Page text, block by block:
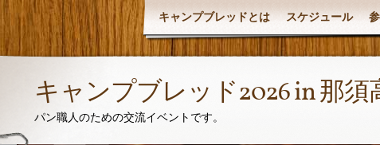
キャンプブレッドとは スケジュール
キャンプブレッド2026 in 那須
パン職人のための交流イベントです。